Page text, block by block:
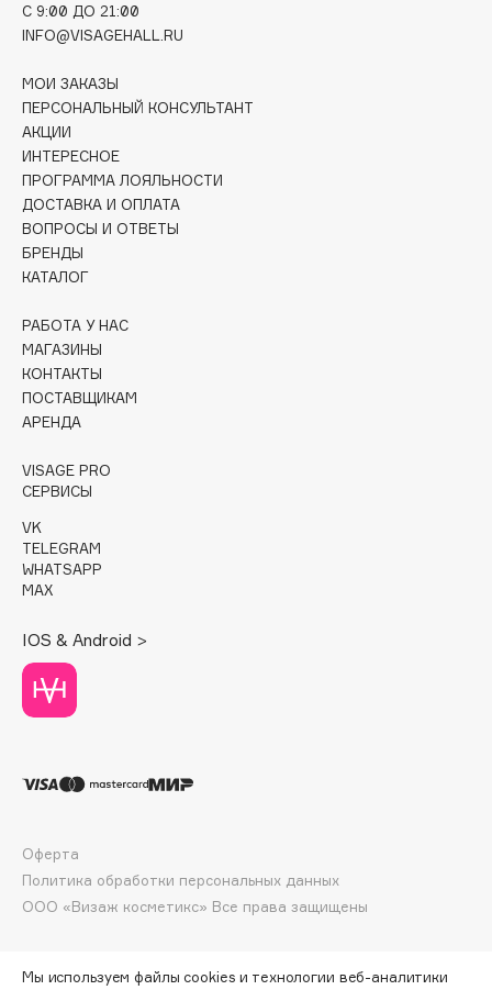
Collagenina
Consly
Corimo
CosRX
Cottolina
Cunzite
Curaprox
D
d'Alba
DABO
DARLING*
Davines
Dessange
Dior
Dolce & Gabbana
Dolomit
Dorco
Dr.Althea
Dr.Jart+
DSD de Luxe
Dyson
C 9:00 ДО 21:00
INFO@VISAGEHALL.RU
МОИ ЗАКАЗЫ
ПЕРСОНАЛЬНЫЙ КОНСУЛЬТАНТ
АКЦИИ
ИНТЕРЕСНОЕ
ПРОГРАММА ЛОЯЛЬНОСТИ
ДОСТАВКА И ОПЛАТА
ВОПРОСЫ И ОТВЕТЫ
БРЕНДЫ
КАТАЛОГ
РАБОТА У НАС
МАГАЗИНЫ
КОНТАКТЫ
ПОСТАВЩИКАМ
АРЕНДА
VISAGE PRO
СЕРВИСЫ
VK
TELEGRAM
WHATSAPP
MAX
IOS & Android >
ООО «Визаж косметикс» Все права защищены
Оферта
Политика обработки персональных данных
Мы используем файлы cookies и технологии веб-аналитики